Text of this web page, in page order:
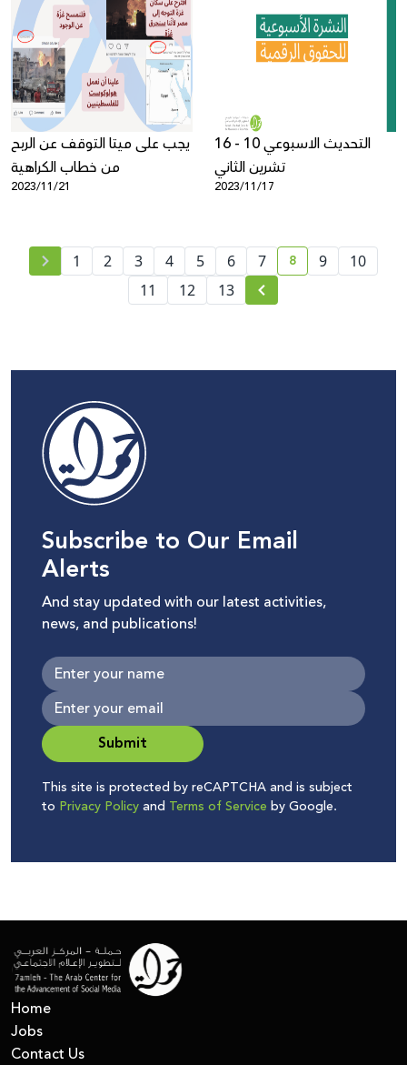
يجب على ميتا التوقف عن الربح
من خطاب الكراهية
2023/11/21
التحديث الاسبوعي 10 - 16
تشرين الثاني
2023/11/17
1 2 3 4 5 6 7 current page
8 9
10
11
12 13
Subscribe to Our Email
Alerts
And stay updated with our latest activities,
news, and publications!
Submit
This site is protected by reCAPTCHA and is subject
to Privacy Policyand Terms of Service by Google.
Home
Jobs
Contact Us